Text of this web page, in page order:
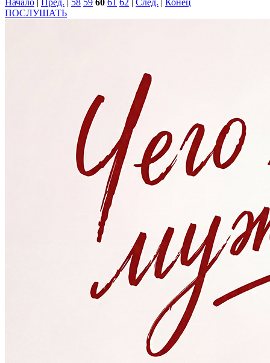
Начало | Пред. | 58 59 60 61 62 | След. | Конец
ПОСЛУШАТЬ